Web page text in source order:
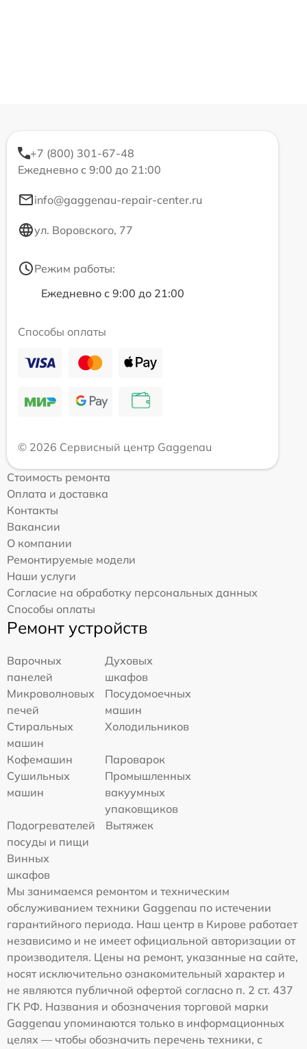
+7 (800) 301-67-48
Ежедневно с 9:00 до 21:00
info@gaggenau-repair-center.ru
ул. Воровского, 77
Режим работы:
Ежедневно с 9:00 до 21:00
Способы оплаты
© 2026 Сервисный центр Gaggenau
Стоимость ремонта
Оплата и доставка
Контакты
Вакансии
О компании
Ремонтируемые модели
Наши услуги
Согласие на обработку персональных данных
Способы оплаты
Ремонт устройств
Варочных
панелей
Духовых
шкафов
Микроволновых
печей
Посудомоечных
машин
Стиральных
машин
Холодильников
Кофемашин
Пароварок
Сушильных
машин
Промышленных
вакуумных
упаковщиков
Подогревателей
посуды и пищи
Вытяжек
Винных
шкафов
Мы занимаемся ремонтом и техническим
обслуживанием техники Gaggenau по истечении
гарантийного периода. Наш центр в Кирове работает
независимо и не имеет официальной авторизации от
производителя. Цены на ремонт, указанные на сайте,
носят исключительно ознакомительный характер и
не являются публичной офертой согласно п. 2 ст. 437
ГК РФ. Названия и обозначения торговой марки
Gaggenau упоминаются только в информационных
целях — чтобы обозначить перечень техники, с